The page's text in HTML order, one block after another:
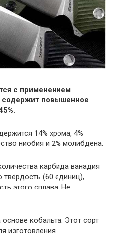
с применением
содержит повышенное
14% хрома, 4%
ниобия и 2% молибдена.
карбида ванадия
(60 единиц),
этого сплава. Не
кобальта. Этот сорт
изготовления